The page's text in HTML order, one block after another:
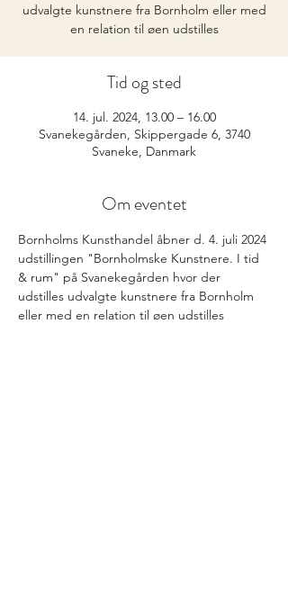
udvalgte kunstnere fra Bornholm eller med
en relation til øen udstilles
Tid og sted
14. jul. 2024, 13.00 – 16.00
Svanekegården, Skippergade 6, 3740
Svaneke, Danmark
Om eventet
Bornholms Kunsthandel åbner d. 4. juli 2024
udstillingen "Bornholmske Kunstnere. I tid
& rum" på Svanekegården hvor der
udstilles udvalgte kunstnere fra Bornholm
eller med en relation til øen udstilles